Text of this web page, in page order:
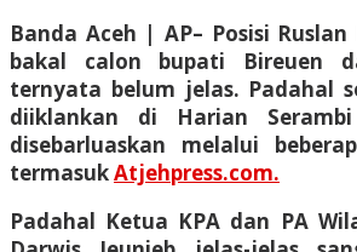
Banda Aceh | AP– Posisi
bakal calon bupati Bireuen
ternyata belum jelas. Padahal
diiklankan di Harian
disebarluaskan melalui
termasukAtjehpress.com.
Padahal Ketua KPA dan PA